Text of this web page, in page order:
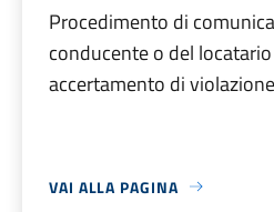
Procedimento di
conducente o del
accertamento di violazione
VAI ALLA PAGINA